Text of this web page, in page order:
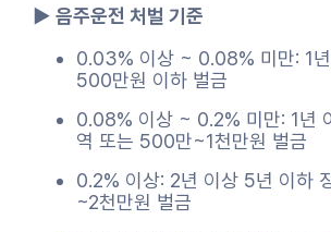
▶ 음주운전 처벌 기준
0.03% 이상 ~ 0.08% 미만: 1
500만원 이하 벌금
0.08% 이상 ~ 0.2% 미만: 1년
역 또는 500만~1천만원 벌금
0.2% 이상: 2년 이상 5년 이하
~2천만원 벌금